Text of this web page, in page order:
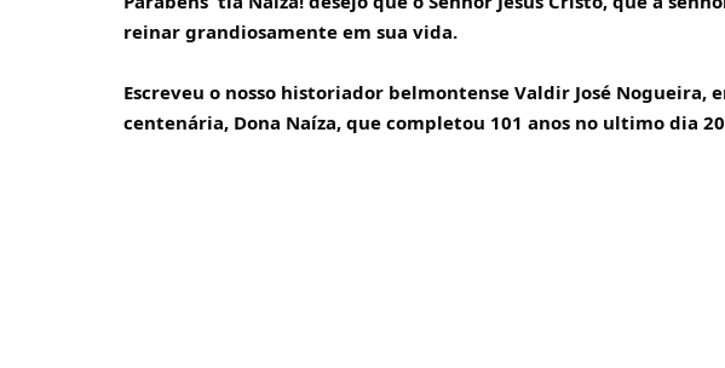
reinar grandiosamente em sua vida.
Escreveu o nosso historiador belmontense Valdir José Nogueira,